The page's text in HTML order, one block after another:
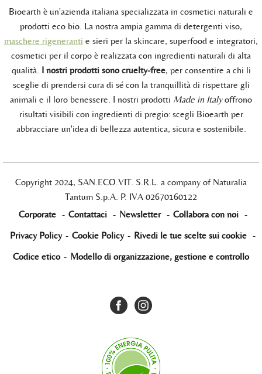
Bioearth è un'azienda italiana specializzata in cosmetici naturali e
prodotti eco bio. La nostra ampia gamma di detergenti viso,
maschere rigeneranti e sieri per la skincare, superfood e integratori,
cosmetici per il corpo è realizzata con ingredienti naturali di alta
qualità. I nostri prodotti sono cruelty-free, per consentire a chi li
sceglie di prendersi cura di sé con la tranquillità di rispettare gli
animali e il loro benessere. I nostri prodotti Made in Italyoffrono
risultati visibili con ingredienti di pregio: scegli Bioearth per
abbracciare un'idea di bellezza autentica, sicura e sostenibile.
Copyright 2024, SAN.ECO.VIT. S.R.L. a company of Naturalia
Tantum S.p.A. P. IVA 02670160122
Corporate - Contattaci - Newsletter - Collabora con noi -
Privacy Policy - Cookie Policy - Rivedi le tue scelte sui cookie -
Codice etico - Modello di organizzazione, gestione e controllo